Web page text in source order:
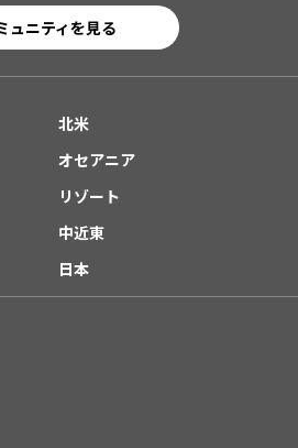
ュニティを見る
北米
オセアニア
リゾート
中近東
日本